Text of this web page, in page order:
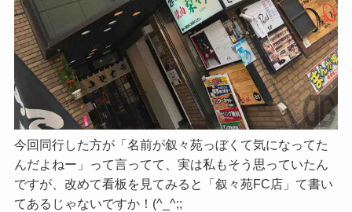
今回同行した方が「名前が叙々苑っぼくて気になってた
んだよねー」って言ってて、実は私もそう思っていたん
ですが、改めて看板を見てみると「叙々苑FC店」て書い
てあるじゃないですか！(^_^;;